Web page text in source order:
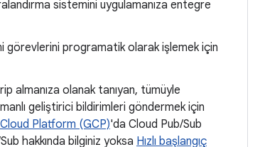
sistemini uygulamanıza entegre
görevlerini programatik olarak işlemek için
almanıza olanak tanıyan, tümüyle
geliştirici bildirimleri göndermek için
Platform (GCP)'da Cloud Pub/Sub
hakkında bilginiz yoksa Hızlı başlangıç